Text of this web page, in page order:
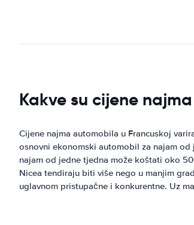
Kakve su cijene
Cijene najma automobila u Francuskoj
osnovni ekonomski automobil za najam
najam od jedne tjedna može koštati oko
Nicea tendiraju biti više nego u manjim
uglavnom pristupačne i konkurentne. Uz